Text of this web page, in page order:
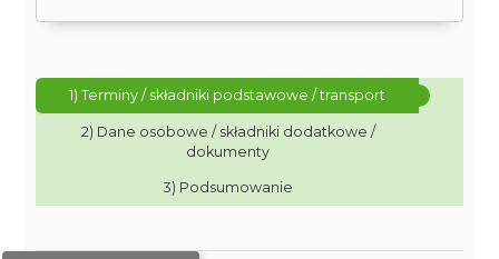
1) Terminy / składniki podstawowe / transport
2) Dane osobowe / składniki dodatkowe /
dokumenty
3) Podsumowanie